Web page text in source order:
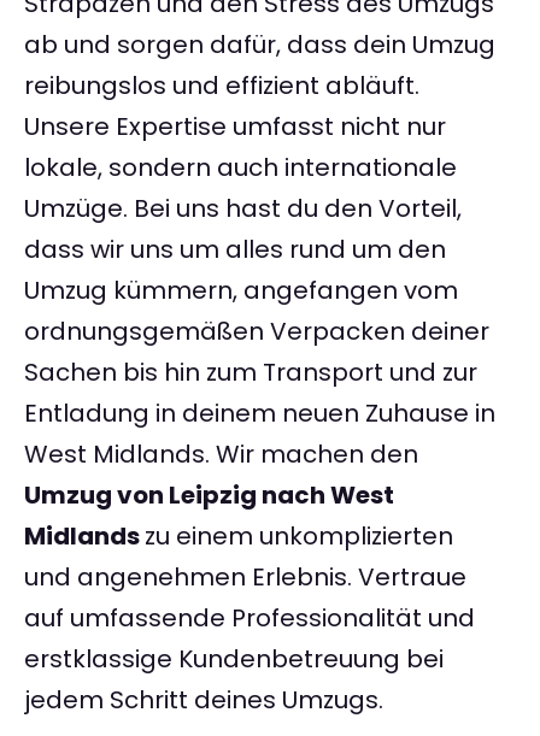
ab und sorgen dafür, dass dein Umzug
reibungslos und effizient abläuft.
Unsere Expertise umfasst nicht nur
lokale, sondern auch internationale
Umzüge. Bei uns hast du den Vorteil,
dass wir uns um alles rund um den
Umzug kümmern, angefangen vom
ordnungsgemäßen Verpacken deiner
Sachen bis hin zum Transport und zur
Entladung in deinem neuen Zuhause in
West Midlands. Wir machen den
Umzug von Leipzig nach West
Midlandszu einem unkomplizierten
und angenehmen Erlebnis. Vertraue
auf umfassende Professionalität und
erstklassige Kundenbetreuung bei
jedem Schritt deines Umzugs.